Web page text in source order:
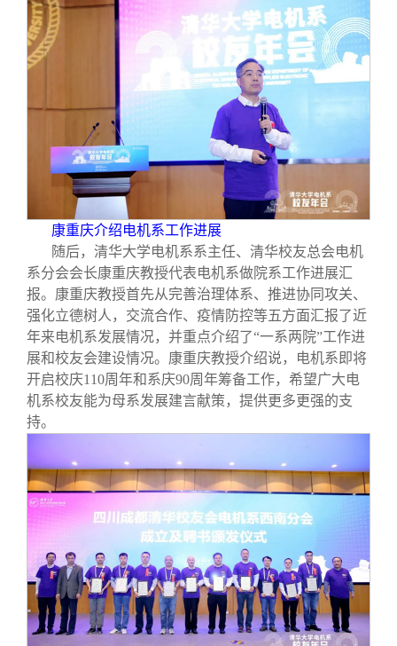
康重庆介绍电机系工作进展
随后，清华大学电机系系主任、清华校友总会电机
系分会会长康重庆教授代表电机系做院系工作进展汇
报。康重庆教授首先从完善治理体系、推进协同攻关、
强化立德树人，交流合作、疫情防控等五方面汇报了近
年来电机系发展情况，并重点介绍了“一系两院”工作进
展和校友会建设情况。康重庆教授介绍说，电机系即将
开启校庆110周年和系庆90周年筹备工作，希望广大电
机系校友能为母系发展建言献策，提供更多更强的支
持。